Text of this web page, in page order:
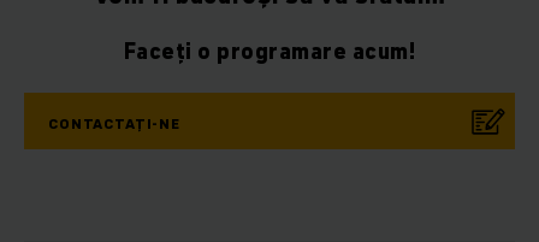
Faceți o programare acum!
CONTACTAȚI-NE